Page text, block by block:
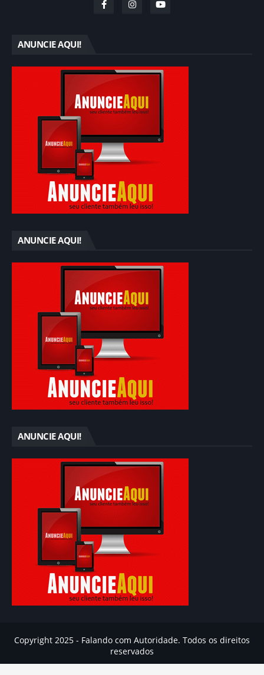
ANUNCIE AQUI!
ANUNCIE AQUI!
ANUNCIE AQUI!
Copyright 2025 - Falando com Autoridade. Todos os direitos
reservados